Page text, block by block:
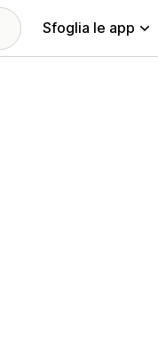
Sfoglia le app